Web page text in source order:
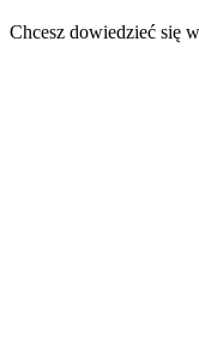
Chcesz dowiedzieć się